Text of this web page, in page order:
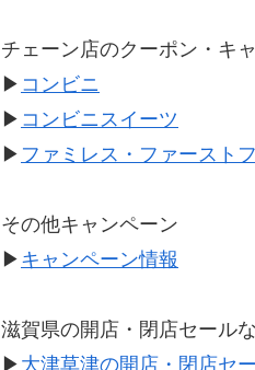
チェーン店のクーポン・キ
▶ コンビニ
▶ コンビニスイーツ
▶ ファミレス・ファースト
その他キャンペーン
▶ キャンペーン情報
滋賀県の開店・閉店セール
▶ 大津草津の開店・閉店セ